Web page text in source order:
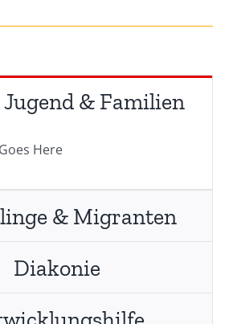
& Familien
Here
& Migranten
Diakonie